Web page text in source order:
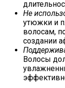
Не
утюжки и
волосам,
создании
Волосы